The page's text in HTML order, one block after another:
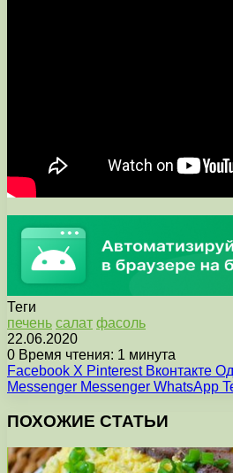
Теги
печень салат фасоль
22.06.2020
0 Время чтения: 1 минута
Facebook X Pinterest Вконтакте
Messenger Messenger WhatsApp
ПОХОЖИЕ СТАТЬИ